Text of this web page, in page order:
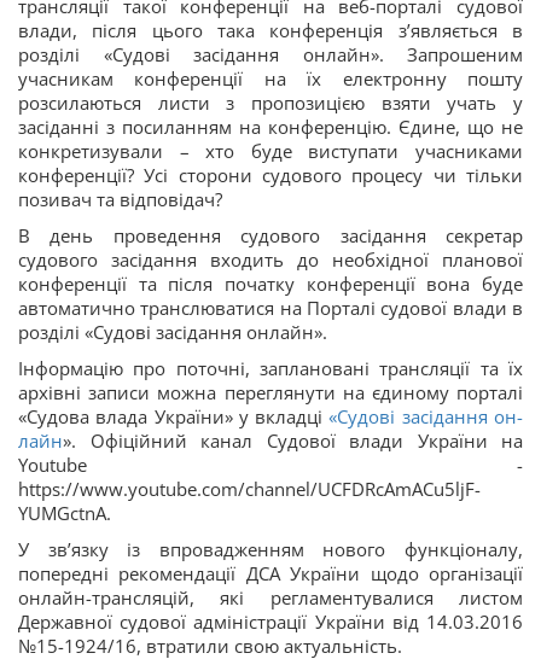
трансляції такої конференції на веб-порталі судової
влади, після цього така конференція з’являється в
розділі «Судові засідання онлайн». Запрошеним
учасникам конференції на їх електронну пошту
розсилаються листи з пропозицією взяти учать у
засіданні з посиланням на конференцію. Єдине, що не
конкретизували – хто буде виступати учасниками
конференції? Усі сторони судового процесу чи тільки
позивач та відповідач?
В день проведення судового засідання секретар
судового засідання входить до необхідної планової
конференції та після початку конференції вона буде
автоматично транслюватися на Порталі судової влади в
розділі «Судові засідання онлайн».
Інформацію про поточні, заплановані трансляції та їх
архівні записи можна переглянути на єдиному порталі
«Судова влада України» у вкладці«Судові засідання он-
лайн». Офіційний канал Судової влади України на
Youtube -
https://www.youtube.com/channel/UCFDRcAmACu5ljF-
YUMGctnA.
У зв’язку із впровадженням нового функціоналу,
попередні рекомендації ДСА України щодо організації
онлайн-трансляцій, які регламентувалися листом
Державної судової адміністрації України від 14.03.2016
№15-1924/16, втратили свою актуальність.